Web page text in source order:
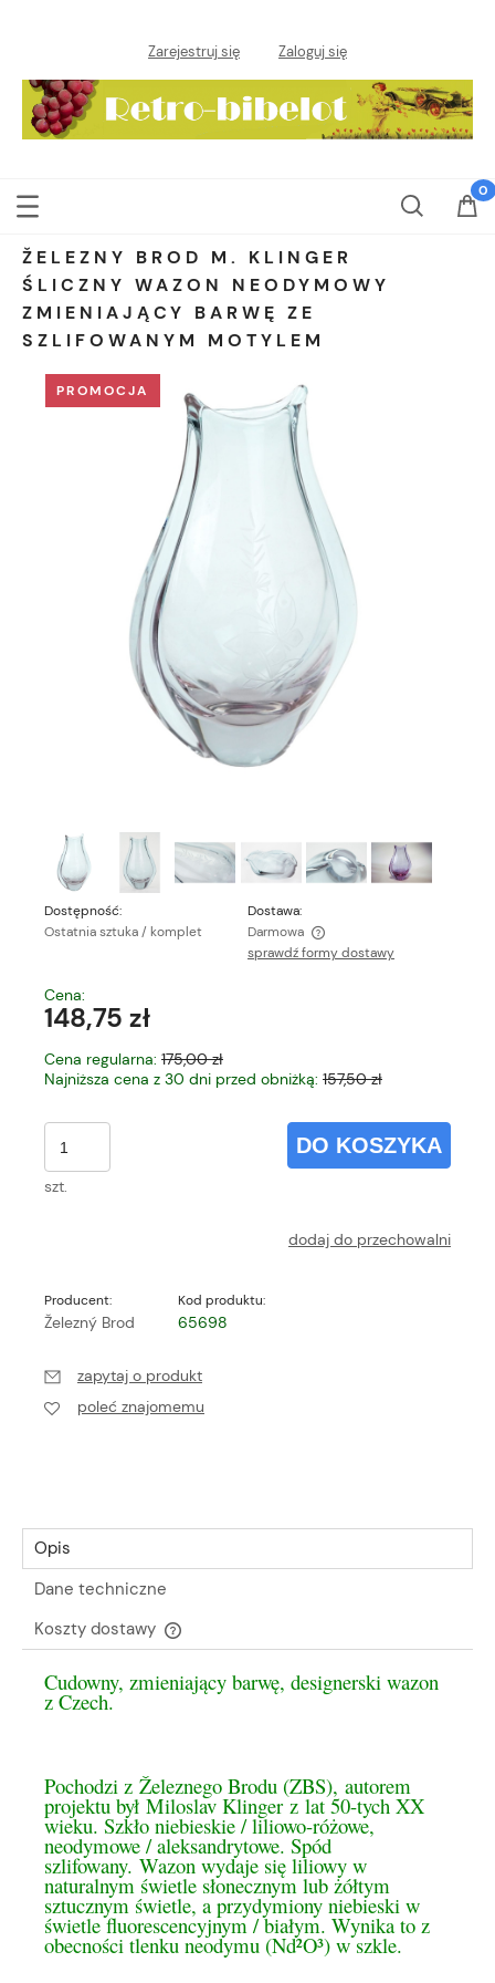
Zarejestruj się Zaloguj się
ŽELEZNY BROD M. KLINGER
ŚLICZNY WAZON NEODYMOWY
ZMIENIAJĄCY BARWĘ ZE
SZLIFOWANYM MOTYLEM
PROMOCJA
Dostępność:
Ostatnia sztuka / komplet
Dostawa:
Darmowa
Cena nie zawiera ewentualnych kosztów płatności
sprawdź formy dostawy
Cena:
148,75 zł
Cena regularna: 175,00 zł
Najniższa cena z 30 dni przed obniżką: 157,50 zł
szt.
DO KOSZYKA
dodaj do przechowalni
Producent:
Železný Brod
Kod produktu:
65698
zapytaj o produkt
poleć znajomemu
Opis
Dane techniczne
Koszty dostawy
Cena nie zawiera ewentualnych kosztów płatności
Cudowny, zmieniający barwę, designerski wazon
z Czech.
Pochodzi z Železnego Brodu (ZBS), autorem
projektu był Miloslav Klinger z lat 50-tych XX
wieku. Szkło niebieskie / liliowo-różowe,
neodymowe / aleksandrytowe. Spód
szlifowany. Wazon wydaje się liliowy w
naturalnym świetle słonecznym lub żółtym
sztucznym świetle, a przydymiony niebieski w
świetle fluorescencyjnym / białym. Wynika to z
obecności tlenku neodymu (Nd²O³) w szkle.